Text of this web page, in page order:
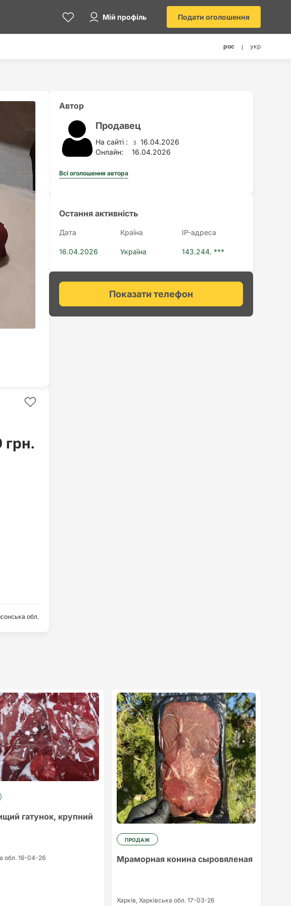
Мій профіль Подати оголошення
рос укр
грн.
обл.
Автор
Продавец
На сайті : з 16.04.2026
Онлайн:
16.04.2026
Всі оголошення автора
Остання активність
Дата Країна IP-адреса
16.04.2026 Україна 143.244. ***
Показати телефон
гатунок, крупний
обл.16-04-26
ПРОДАЖ
Мраморная конина сыровяленая
Харків,Харківська обл.17-03-26